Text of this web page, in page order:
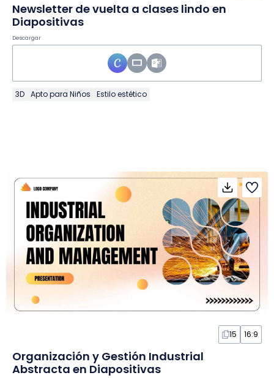
Newsletter de vuelta a clases lindo en
Diapositivas
Descargar
3D Apto para Niños Estilo estético
15 16:9
Organización y Gestión Industrial
Abstracta en Diapositivas